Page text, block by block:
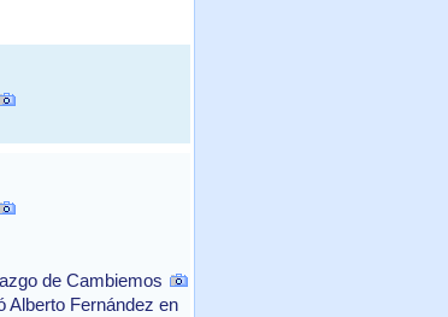
de Cambiemos
Alberto Fernández en